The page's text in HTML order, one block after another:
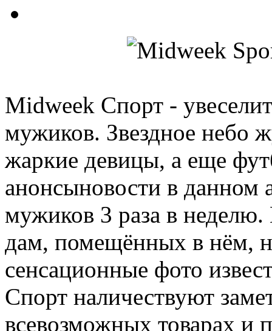
Midweek Спорт -
мужиков. Звездное небо
жаркие девицы, а еще
анонсыновости в данном
мужиков 3 раза в
дам, помещённых в нём,
сенсационные фото
Спорт наличествуют
всевозможных товарах и